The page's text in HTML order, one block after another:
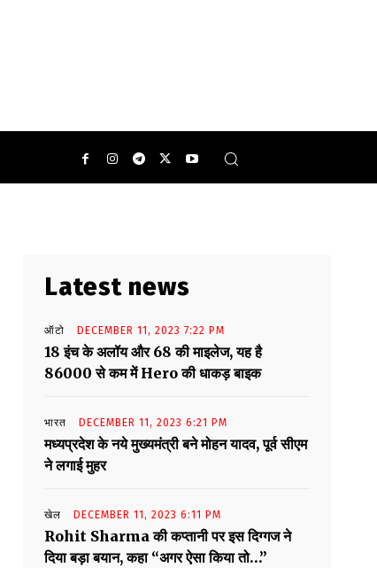
Latest news
ऑटो DECEMBER 11, 2023 7:22 PM
18 इंच के अलॉय और 68 की माइलेज, यह है
86000 से कम में Hero की धाकड़ बाइक
भारत DECEMBER 11, 2023 6:21 PM
मध्यप्रदेश के नये मुख्यमंत्री बने मोहन यादव, पूर्व सीएम
ने लगाई मुहर
खेल DECEMBER 11, 2023 6:11 PM
Rohit Sharma की कप्तानी पर इस दिग्गज ने
दिया बड़ा बयान, कहा “अगर ऐसा किया तो…”